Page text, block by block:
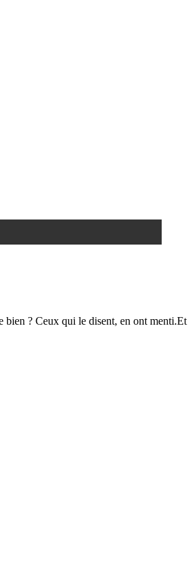
bien ? Ceux qui le disent, en ont menti.Et